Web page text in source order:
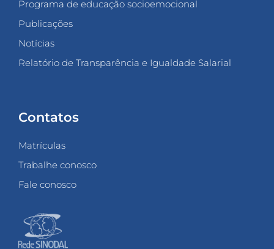
Programa de educação socioemocional
Publicações
Notícias
Relatório de Transparência e Igualdade Salarial
Contatos
Matrículas
Trabalhe conosco
Fale conosco